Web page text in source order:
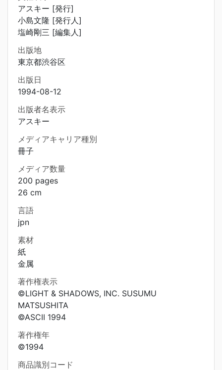
アスキー [発行]
小島文隆 [発行人]
塩崎剛三 [編集人]
出版地
東京都渋谷区
出版日
1994-08-12
出版者名表示
アスキー
メディアキャリア種別
冊子
メディア数量
200 pages
26 cm
言語
jpn
素材
紙
金属
著作権表示
©LIGHT & SHADOWS, INC. SUSUMU
MATSUSHITA
©ASCII 1994
著作権年
©1994
商品識別コード